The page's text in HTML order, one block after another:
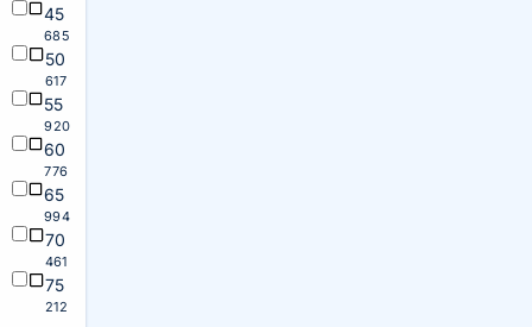
45
685
50
617
55
920
60
776
65
994
70
461
75
212